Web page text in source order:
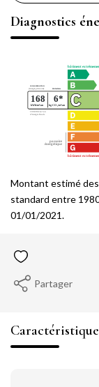
Diagnostics
Montant estimé
standard entre
01/01/2021.
Partager